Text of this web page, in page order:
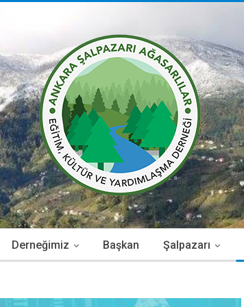
Derneğimiz Başkan Şalpazarı